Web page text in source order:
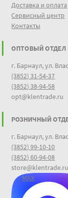
Доставка и оплата
Сервисный центр
Контакты
ОПТОВЫЙ ОТДЕЛ
г. Барнаул, ул.
(3852) 31-54-37
(3852) 38-94-58
opt@klentrade.ru
РОЗНИЧНЫЙ
г. Барнаул, ул.
(3852) 99-10-10
(3852) 60-94-08
store@klentrade.ru
MAX